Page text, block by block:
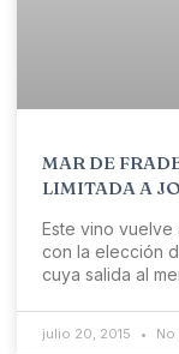
MAR DE
LIMITADA A
Este vino
con la elección
cuya salida al
julio 20, 2015 No